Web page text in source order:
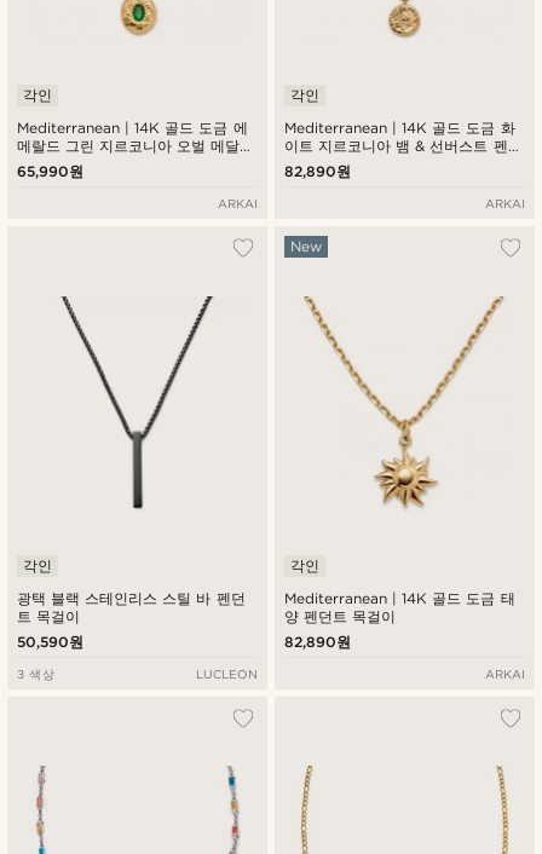
Mediterranean | 14K 골드 도금 에
메랄드 그린 지르코니아 오벌 메달리
온 목걸이
각인
65,990원
ARKAI
Mediterranean | 14K 골드 도금 화
이트 지르코니아 뱀 & 선버스트 펜던
트 목걸이
각인
82,890원
ARKAI
광택 블랙 스테인리스 스틸 바 펜던
트 목걸이
각인
50,590원
3 색상 LUCLEON
Mediterranean | 14K 골드 도금 태
양 펜던트 목걸이
New
각인
82,890원
ARKAI